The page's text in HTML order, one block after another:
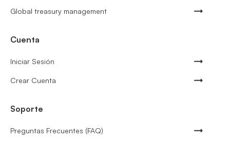
Global treasury management
Cuenta
Iniciar Sesión
Crear Cuenta
Soporte
Preguntas Frecuentes (FAQ)